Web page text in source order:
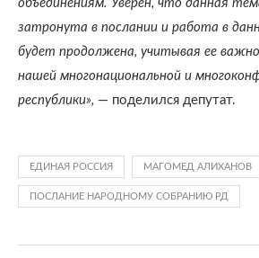
объединениям. Уверен, что данная
затронута в послании и работа в
будет продолжена, учитывая ее
нашей многонациональной и
республики», — поделился депутат.
ЕДИНАЯ РОССИЯ МАГОМЕД АЛИХАНОВ
ПОСЛАНИЕ НАРОДНОМУ СОБРАНИЮ РД